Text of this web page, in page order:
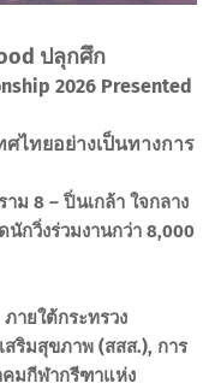
ปลุกศึก
2026 Presented
ไทยอย่างเป็นทางการ
ม 8 – ปิ่นเกล้า ใจกลาง
นักวิ่งร่วมงานกว่า 8,000
ายใต้กระทรวง
ริมสุขภาพ (สสส.), การ
คมกีฬากรีฑาแห่ง